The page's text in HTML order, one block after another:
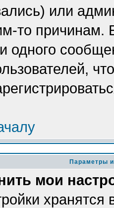
или
то
одного
Параметры
мои